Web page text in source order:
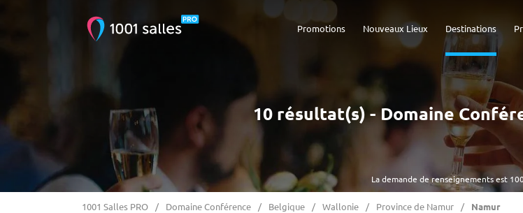
Destinations
Nouveaux Lieux
Promotions
La demande de renseignements est
10 résultat(s) - Domaine
1001 Salles PRO Domaine Conférence Belgique Wallonie Province de Namur Namur